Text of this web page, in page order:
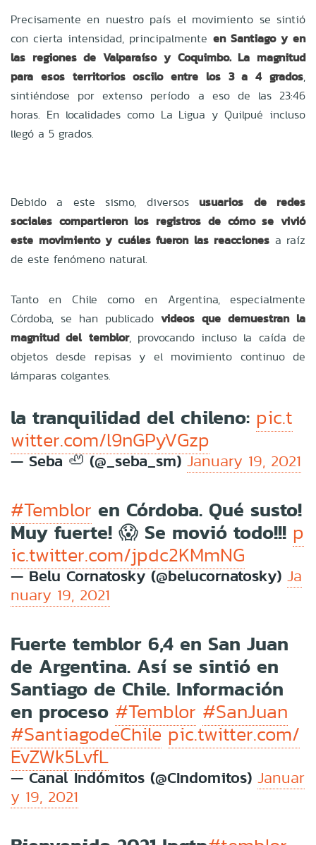
Precisamente en nuestro país el movimiento se sintió
con cierta intensidad, principalmente en Santiago y en
las regiones de Valparaíso y Coquimbo. La magnitud
para esos territorios oscilo entre los 3 a 4 grados,
sintiéndose por extenso período a eso de las 23:46
horas. En localidades como La Ligua y Quilpué incluso
llegó a 5 grados.
Debido a este sismo, diversos
usuarios de redes
sociales compartieron los registros de cómo se vivió
este movimiento y cuáles fueron las reacciones a raíz
de este fenómeno natural.
Tanto en Chile como en Argentina, especialmente
Córdoba, se han publicado videos que demuestran la
magnitud del temblor, provocando incluso la caída de
objetos desde repisas y el movimiento continuo de
lámparas colgantes.
la tranquilidad del chileno: pic.t
witter.com/l9nGPyVGzp
— Seba 🦥 (@_seba_sm)January 19, 2021
#Temblor en Córdoba. Qué susto!
Muy fuerte! 😱 Se movió todo!!! p
ic.twitter.com/jpdc2KMmNG
— Belu Cornatosky (@belucornatosky) Ja
nuary 19, 2021
Fuerte temblor 6,4 en San Juan
de Argentina. Así se sintió en
Santiago de Chile. Información
en proceso #Temblor #SanJuan
#SantiagodeChile pic.twitter.com/
EvZWk5LvfL
— Canal Indómitos (@CIndomitos) Januar
y 19, 2021